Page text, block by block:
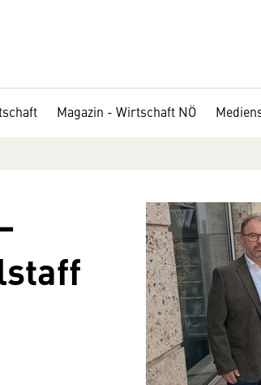
Magazin - Wirtschaft NÖ